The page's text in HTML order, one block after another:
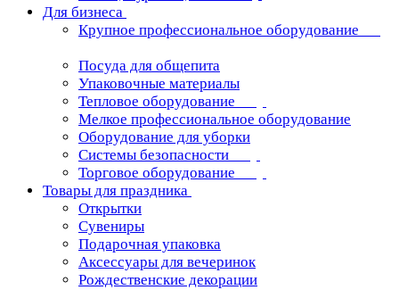
Для бизнеса
Крупное профессиональное оборудование
Посуда для общепита
Упаковочные материалы
Тепловое оборудование
Мелкое профессиональное оборудование
Оборудование для уборки
Системы безопасности
Торговое оборудование
Товары для праздника
Открытки
Сувениры
Подарочная упаковка
Аксессуары для вечеринок
Рождественские декорации